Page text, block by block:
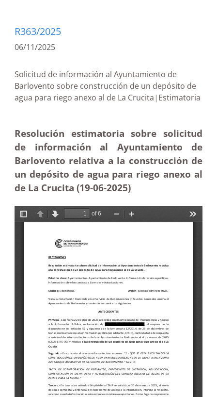
R363/2025
06/11/2025
Solicitud de información al Ayuntamiento de
Barlovento sobre construcción de un depósito de
agua para riego anexo al de La Crucita|Estimatoria
Resolución estimatoria sobre solicitud
de información al Ayuntamiento de
Barlovento relativa a la construcción de
un depósito de agua para riego anexo al
de La Crucita (19-06-2025)